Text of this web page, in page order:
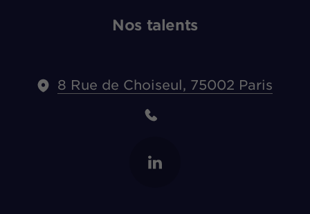
Nos talents
8 Rue de Choiseul, 75002 Paris